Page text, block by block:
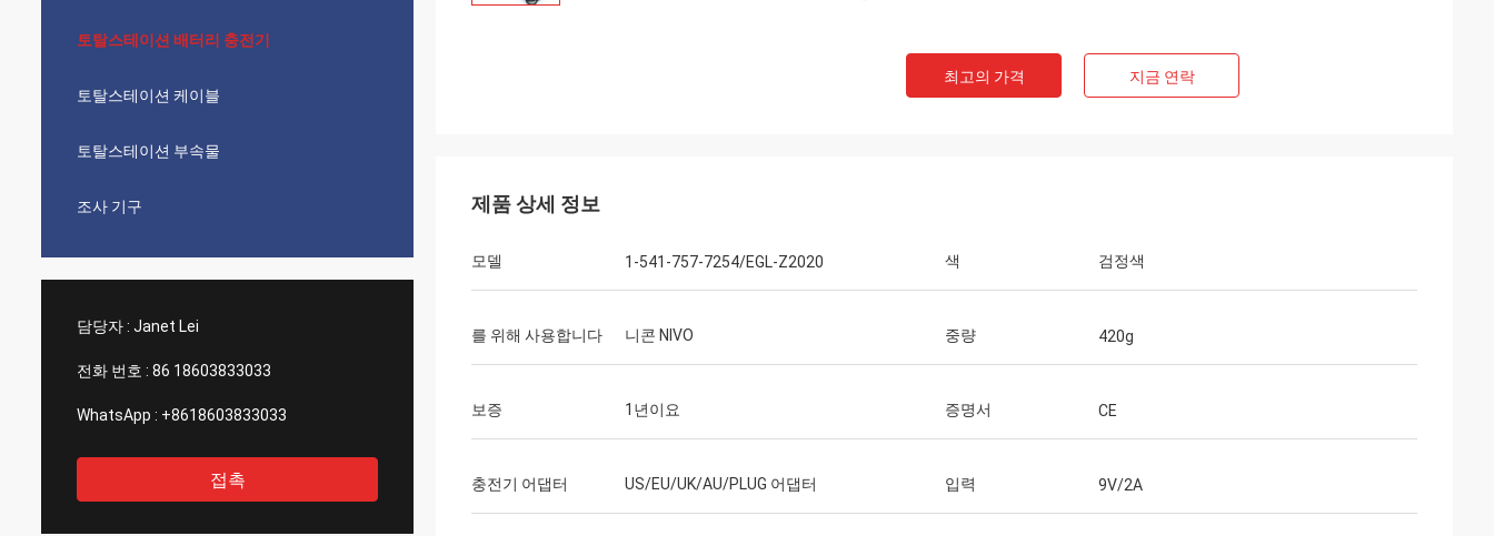
토탈스테이션 배터리 충전기
토탈스테이션 케이블
토탈스테이션 부속물
조사 기구
담당자 : Janet Lei
전화 번호 : 86 18603833033
WhatsApp : +8618603833033
접촉
최고의 가격 지금 연락
제품 상세 정보
모델 1-541-757-7254/EGL-Z2020 색 검정색
를 위해 사용합니다 니콘 NIVO 중량 420g
보증 1년이요 증명서 CE
충전기 어댑터 US/EU/UK/AU/PLUG 어댑터 입력 9V/2A